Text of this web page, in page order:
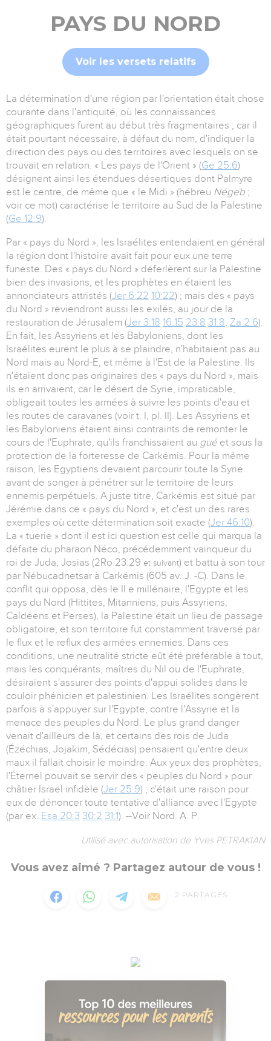
PAYS DU NORD
Voir les versets relatifs
La détermination d'une région par l'orientation était chose
courante dans l'antiquité, où les connaissances
géographiques furent au début très fragmentaires ; car il
était pourtant nécessaire, à défaut du nom, d'indiquer la
direction des pays ou des territoires avec lesquels on se
trouvait en relation. « Les pays de l'Orient » (Ge 25:6)
désignent ainsi les étendues désertiques dont Palmyre
est le centre, de même que « le Midi » (hébreu Négeb ;
voir ce mot) caractérise le territoire au Sud de la Palestine
(Ge 12:9).
Par « pays du Nord », les Israélites entendaient en général
la région dont l'histoire avait fait pour eux une terre
funeste. Des « pays du Nord » déferlèrent sur la Palestine
bien des invasions, et les prophètes en étaient les
annonciateurs attristés (Jer 6:22 10:22) ; mais des « pays
du Nord » reviendront aussi les exilés, au jour de la
restauration de Jérusalem (Jer 3:18 16:15 23:8 31:8, Za 2:6).
En fait, les Assyriens et les Babyloniens, dont les
Israélites eurent le plus à se plaindre, n'habitaient pas au
Nord mais au Nord-E, et même à l'Est de la Palestine. Ils
n'étaient donc pas originaires des « pays du Nord », mais
ils en arrivaient, car le désert de Syrie, impraticable,
obligeait toutes les armées à suivre les points d'eau et
les routes de caravanes (voir t. I, pl. II). Les Assyriens et
les Babyloniens étaient ainsi contraints de remonter le
cours de l'Euphrate, qu'ils franchissaient au gué et sous la
protection de la forteresse de Carkémis. Pour la même
raison, les Egyptiens devaient parcourir toute la Syrie
avant de songer à pénétrer sur le territoire de leurs
ennemis perpétuels. A juste titre, Carkémis est situé par
Jérémie dans ce « pays du Nord », et c'est un des rares
exemples où cette détermination soit exacte (Jer 46:10).
La « tuerie » dont il est ici question est celle qui marqua la
défaite du pharaon Néco, précédemment vainqueur du
roi de Juda, Josias (2Ro 23:29 et suivant) et battu à son tour
par Nébucadnetsar à Carkémis (605 av. J. -C). Dans le
conflit qui opposa, dès le II e millénaire, l'Egypte et les
pays du Nord (Hittites, Mitanniens, puis Assyriens,
Caldéens et Perses), la Palestine était un lieu de passage
obligatoire, et son territoire fut constamment traversé par
le flux et le reflux des armées ennemies. Dans ces
conditions, une neutralité stricte eût été préférable à tout,
mais les conquérants, maîtres du Nil ou de l'Euphrate,
désiraient s'assurer des points d'appui solides dans le
couloir phénicien et palestinien. Les Israélites songèrent
parfois à s'appuyer sur l'Egypte, contre l'Assyrie et la
menace des peuples du Nord. Le plus grand danger
venait d'ailleurs de là, et certains des rois de Juda
(Ézéchias, Jojakim, Sédécias) pensaient qu'entre deux
maux il fallait choisir le moindre. Aux yeux des prophètes,
l'Éternel pouvait se servir des « peuples du Nord » pour
châtier Israël infidèle (Jer 25:9) ; c'était une raison pour
eux de dénoncer toute tentative d'alliance avec l'Egypte
(par ex. Esa 20:3 30:2 31:1). --Voir Nord. A. P.
Utilisé avec autorisation de Yves PETRAKIAN
Vous avez aimé ? Partagez autour de vous !
2 PARTAGES